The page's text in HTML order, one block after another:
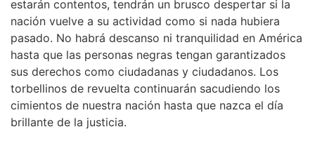
estarán contentos, tendrán un brusco despertar si la
nación vuelve a su actividad como si nada hubiera
pasado. No habrá descanso ni tranquilidad en América
hasta que las personas negras tengan garantizados
sus derechos como ciudadanas y ciudadanos. Los
torbellinos de revuelta continuarán sacudiendo los
cimientos de nuestra nación hasta que nazca el día
brillante de la justicia.